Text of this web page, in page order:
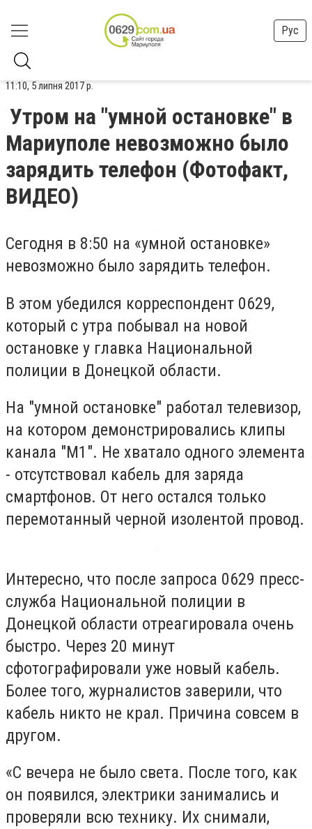
Рус
11:10, 5 липня 2017 р.
Утром на "умной остановке" в
Мариуполе невозможно было
зарядить телефон (Фотофакт,
ВИДЕО)
Сегодня в 8:50 на «умной остановке»
невозможно было зарядить телефон.
В этом убедился корреспондент 0629,
который с утра побывал на новой
остановке у главка Национальной
полиции в Донецкой области.
На "умной остановке" работал телевизор,
на котором демонстрировались клипы
канала "М1". Не хватало одного элемента
- отсутствовал кабель для заряда
смартфонов. От него остался только
перемотанный черной изолентой провод.
Интересно, что после запроса 0629 пресс-
служба Национальной полиции в
Донецкой области отреагировала очень
быстро. Через 20 минут
сфотографировали уже новый кабель.
Более того, журналистов заверили, что
кабель никто не крал. Причина совсем в
другом.
«С вечера не было света. После того, как
он появился, электрики занимались и
проверяли всю технику. Их снимали,